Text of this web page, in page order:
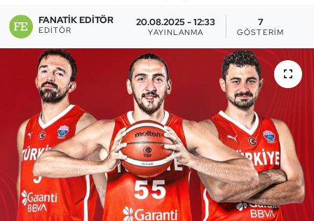
FANATIK EDITÖR
EDITÖR
20.08.2025 - 12:33
YAYINLANMA
7
GÖSTERIM
Briç
Buz Hokeyi
Buz Pateni
Çim Hokeyi
Cimnastik
Curling